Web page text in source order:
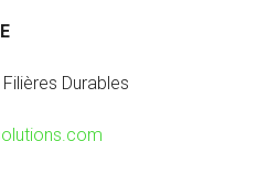
Durables